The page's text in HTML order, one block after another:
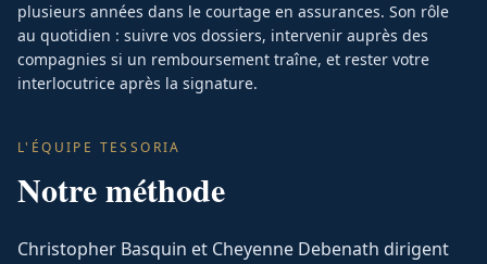
plusieurs années dans le courtage en assurances. Son rôle
au quotidien : suivre vos dossiers, intervenir auprès des
compagnies si un remboursement traîne, et rester votre
interlocutrice après la signature.
L'ÉQUIPE TESSORIA
Notre méthode
Christopher Basquin et Cheyenne Debenath dirigent